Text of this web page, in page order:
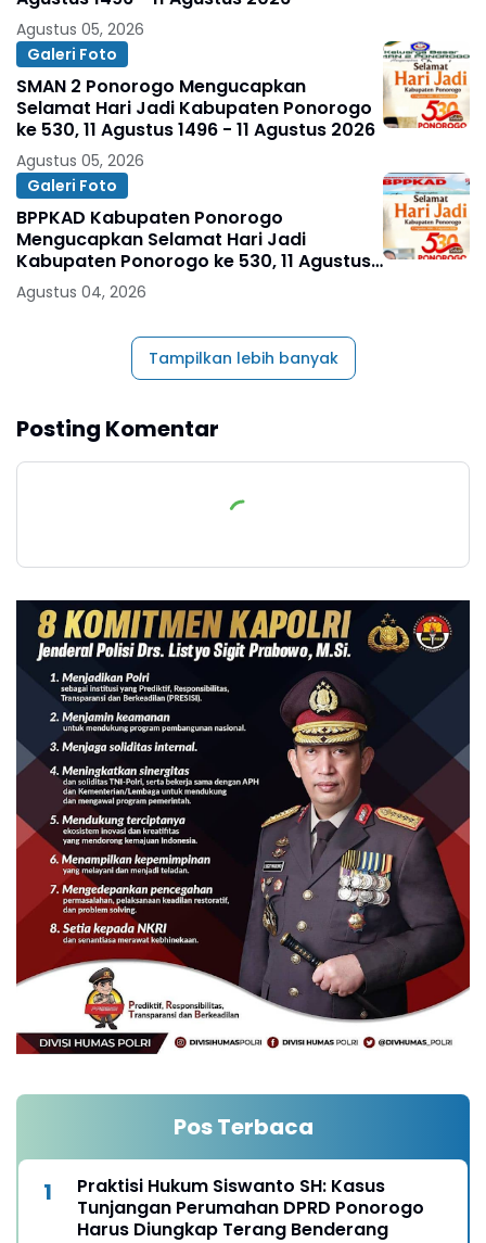
Agustus 05, 2026
Galeri Foto
SMAN 2 Ponorogo Mengucapkan
Selamat Hari Jadi Kabupaten Ponorogo
ke 530, 11 Agustus 1496 - 11 Agustus 2026
Agustus 05, 2026
Galeri Foto
BPPKAD Kabupaten Ponorogo
Mengucapkan Selamat Hari Jadi
Kabupaten Ponorogo ke 530, 11 Agustus
1496 - 11 Agustus 2026
Agustus 04, 2026
Tampilkan lebih banyak
Posting Komentar
Pos Terbaca
Praktisi Hukum Siswanto SH: Kasus
Tunjangan Perumahan DPRD Ponorogo
Harus Diungkap Terang Benderang